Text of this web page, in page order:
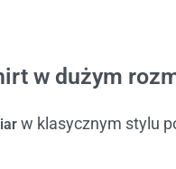
w dużym
w klasycznym stylu